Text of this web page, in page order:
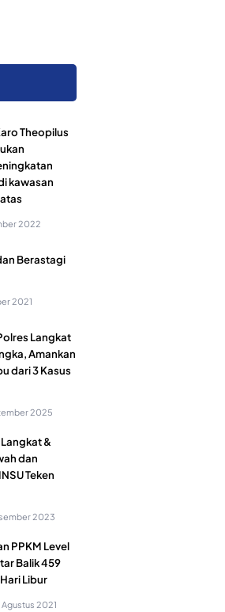
Theopilus
kawasan
2022
Berastagi
2021
Langkat
Amankan
dari 3 Kasus
2025
&
dan
Teken
2023
PPKM Level
Balik 459
Libur
Agustus 2021